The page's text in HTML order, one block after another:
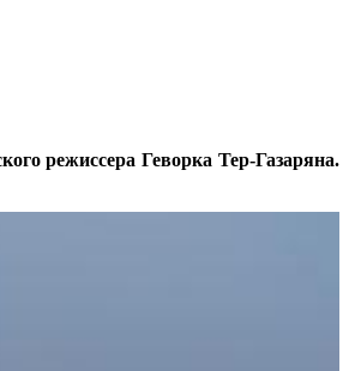
режиссера Геворка Тер-Газаряна.